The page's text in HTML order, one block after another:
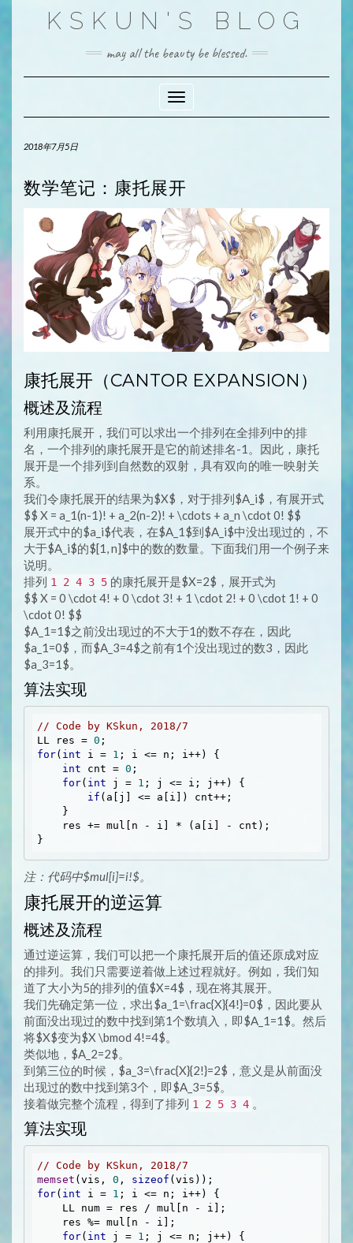
KSKUN'S BLOG
may all the beauty be blessed.
Toggle Navigation
2018年7月5日
数学笔记：康托展开
康托展开（CANTOR EXPANSION）
概述及流程
利用康托展开，我们可以求出一个排列在全排列中的排
名，一个排列的康托展开是它的前述排名-1。因此，康托
展开是一个排列到自然数的双射，具有双向的唯一映射关
系。
我们令康托展开的结果为$X$，对于排列$A_i$，有展开式
$$ X = a_1(n-1)! + a_2(n-2)! + \cdots + a_n \cdot 0! $$
展开式中的$a_i$代表，在$A_1$到$A_i$中没出现过的，不
大于$A_i$的$[1, n]$中的数的数量。下面我们用一个例子来
说明。
排列 1 2 4 3 5 的康托展开是$X=2$，展开式为
$$ X = 0 \cdot 4! + 0 \cdot 3! + 1 \cdot 2! + 0 \cdot 1! + 0
\cdot 0! $$
$A_1=1$之前没出现过的不大于1的数不存在，因此
$a_1=0$，而$A_3=4$之前有1个没出现过的数3，因此
$a_3=1$。
算法实现
// Code by KSkun, 2018/7
LL res = 0
for( int i = 1 ; i <= n; i++) {
int cnt = 0 ;
for( int j = 1 ; j <= i; j++) {
if (a[j] <= a[i]) cnt++;
注：代码中$mul[i]=i!$。
康托展开的逆运算
概述及流程
通过逆运算，我们可以把一个康托展开后的值还原成对应
的排列。我们只需要逆着做上述过程就好。例如，我们知
道了大小为5的排列的值$X=4$，现在将其展开。
我们先确定第一位，求出$a_1=\frac{X}{4!}=0$，因此要从
前面没出现过的数中找到第1个数填入，即$A_1=1$。然后
将$X$变为$X \bmod 4!=4$。
类似地，$A_2=2$。
到第三位的时候，$a_3=\frac{X}{2!}=2$，意义是从前面没
出现过的数中找到第3个，即$A_3=5$。
接着做完整个流程，得到了排列 1 2 5 3 4
算法实现
// Code by KSkun, 2018/7
memset (vis, 0 , sizeof
for( int i = 1 ; i <= n; i++) {
for( int j = 1 ; j <= n; j++) {